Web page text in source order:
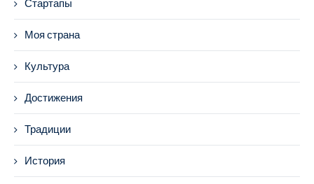
Стартапы
Моя страна
Культура
Достижения
Традиции
История